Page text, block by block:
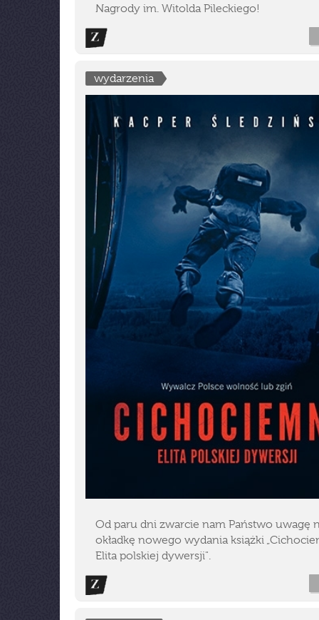
Nagrody im. Witolda Pileckiego!
wydarzenia
Od paru dni zwarcie nam Państwo uwagę
okładkę nowego wydania książki
Elita polskiej dywersji".